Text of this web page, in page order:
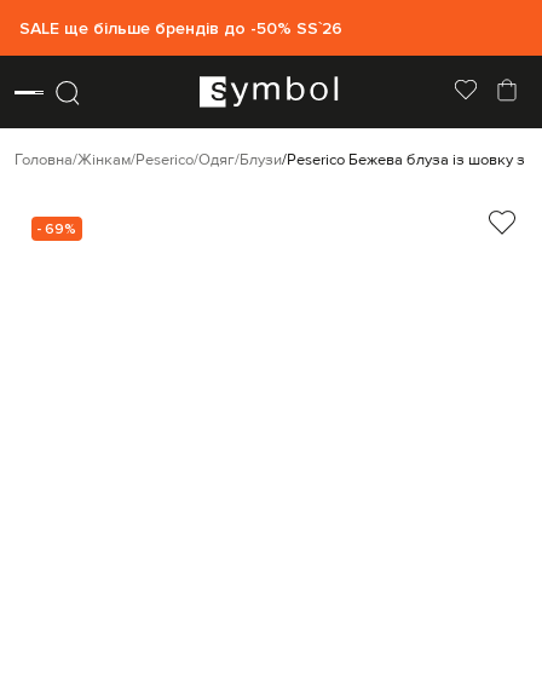
SALE ще більше брендів до -50% SS`26
Головна Жінкам Peserico Одяг Блузи Peserico Бежева блуза із шовку з
- 69%